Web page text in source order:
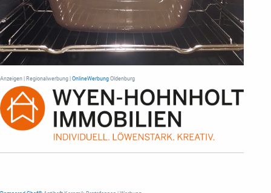
Anzeigen | Regionalwerbung | OnlineWerbung Oldenburg